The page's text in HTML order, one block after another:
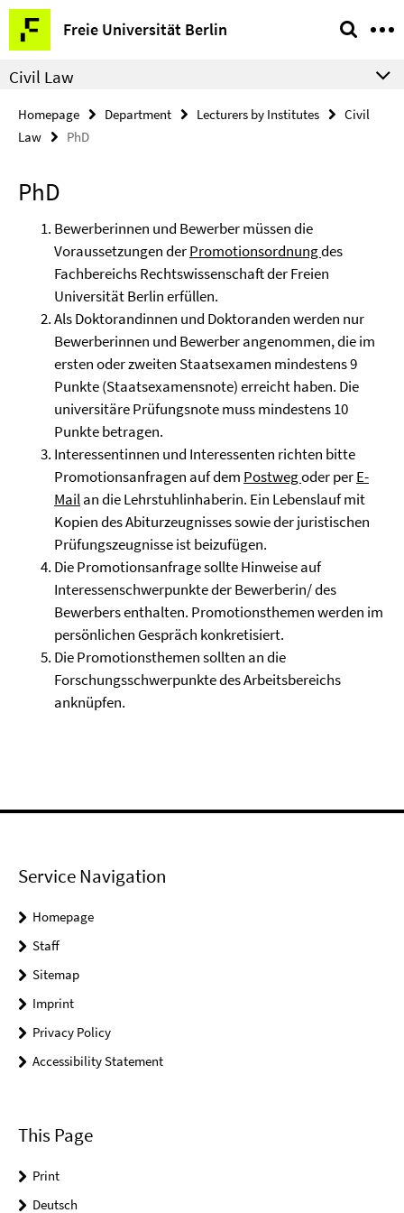
Springe
direkt
zu
Inhalt
Freie Universität Berlin
Service
Navigation
Civil Law
Homepage Department Lecturers by Institutes
Civil
Law
PhD
PhD
Bewerberinnen und Bewerber müssen die
Voraussetzungen derPromotionsordnungdes
Fachbereichs Rechtswissenschaft der Freien
Universität Berlin erfüllen.
Als Doktorandinnen und Doktoranden werden nur
Bewerberinnen und Bewerber angenommen, die im
ersten oder zweiten Staatsexamen mindestens 9
Punkte (Staatsexamensnote) erreicht haben. Die
universitäre Prüfungsnote muss mindestens 10
Punkte betragen.
Interessentinnen und Interessenten richten bitte
Promotionsanfragen auf dem Postwegoder perE-
Mailan die Lehrstuhlinhaberin. Ein Lebenslauf mit
Kopien des Abiturzeugnisses sowie der juristischen
Prüfungszeugnisse ist beizufügen.
Die Promotionsanfrage sollte Hinweise auf
Interessenschwerpunkte der Bewerberin/ des
Bewerbers enthalten. Promotionsthemen werden im
persönlichen Gespräch konkretisiert.
Die Promotionsthemen sollten an die
Forschungsschwerpunkte des Arbeitsbereichs
anknüpfen.
Service Navigation
Homepage
Staff
Sitemap
Imprint
Privacy Policy
Accessibility Statement
This Page
Print
Deutsch